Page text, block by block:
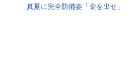
真夏に完全防備姿「金を出せ」